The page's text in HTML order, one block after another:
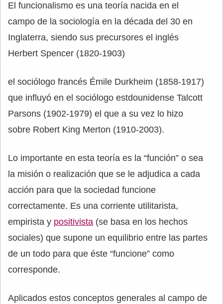
El funcionalismo es una teoría nacida en el
campo de la sociología en la década del 30 en
Inglaterra, siendo sus precursores el inglés
Herbert Spencer (1820-1903)
el sociólogo francés Émile Durkheim (1858-1917)
que influyó en el sociólogo estdounidense Talcott
Parsons (1902-1979) el que a su vez lo hizo
sobre Robert King Merton (1910-2003).
Lo importante en esta teoría es la “función” o sea
la misión o realización que se le adjudica a cada
acción para que la sociedad funcione
correctamente. Es una corriente utilitarista,
empirista y positivista (se basa en los hechos
sociales) que supone un equilibrio entre las partes
de un todo para que éste “funcione” como
corresponde.
Aplicados estos conceptos generales al campo de